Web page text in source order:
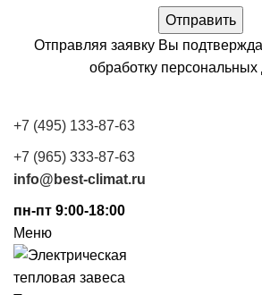
Отправляя заявку Вы
обработку
+7 (495) 133-87-63
+7 (965) 333-87-63
info@best-climat.ru
пн-пт 9:00-18:00
Меню